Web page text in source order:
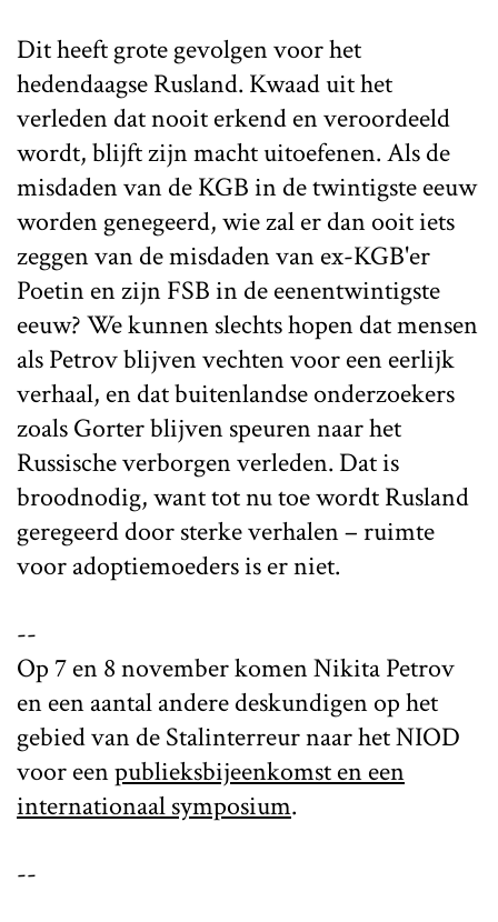
Dit heeft grote gevolgen voor het
hedendaagse Rusland. Kwaad uit het
verleden dat nooit erkend en veroordeeld
wordt, blijft zijn macht uitoefenen. Als de
misdaden van de KGB in de twintigste eeuw
worden genegeerd, wie zal er dan ooit iets
zeggen van de misdaden van ex-KGB'er
Poetin en zijn FSB in de eenentwintigste
eeuw? We kunnen slechts hopen dat mensen
als Petrov blijven vechten voor een eerlijk
verhaal, en dat buitenlandse onderzoekers
zoals Gorter blijven speuren naar het
Russische verborgen verleden. Dat is
broodnodig, want tot nu toe wordt Rusland
geregeerd door sterke verhalen – ruimte
voor adoptiemoeders is er niet.
--
Op 7 en 8 november komen Nikita Petrov
en een aantal andere deskundigen op het
gebied van de Stalinterreur naar het NIOD
voor eenpublieksbijeenkomst en een
internationaal symposium.
--